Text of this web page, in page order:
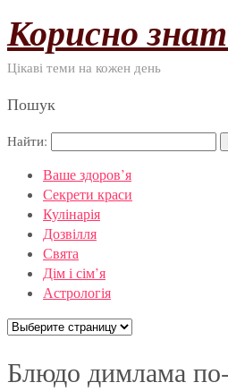
Корисно
Цікаві теми на кожен день
Пошук
Найти:
Ваше здоров’я
Секрети краси
Кулінарія
Дозвілля
Свята
Дім і сім’я
Астрологія
Блюдо димлама